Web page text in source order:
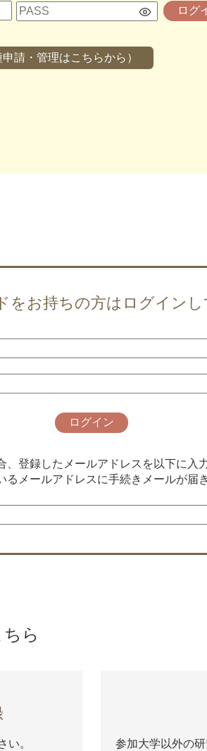
ログ
請・管理はこちらから）
をお持ちの方は ログイン
ログイン
、登録したメールアドレスを以下に入
るメールアドレスに手続きメールが届
ら
い。
参加大学以外の